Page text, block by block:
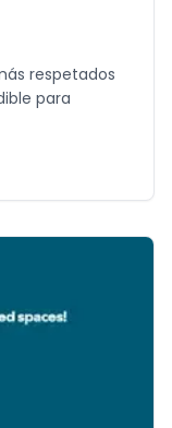
respetados
para